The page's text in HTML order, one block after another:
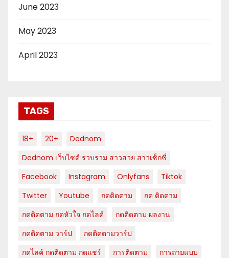
June 2023
May 2023
April 2023
TAGS
18+ 20+
Dednom
Dednom เว็บไซด์ รวบรวม สาวสวย สาวเซ็กซี่
Facebook
Instagram Onlyfans
Tiktok
Twitter
Youtube กดติดตาม
กด ติดตาม
กดติดตาม กดหัวใจ กดไลด์
กดติดตาม ผลงาน
กดติดตาม วาร์ป
กดติดตามวาร์ป
กดไลค์ กดติดตาม กดแชร์
การติดตาม
การถ่ายแบบ